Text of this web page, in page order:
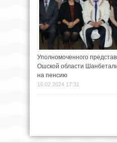
Уполномоченного
Ошской области
на пенсию
16.02.2024 17:31